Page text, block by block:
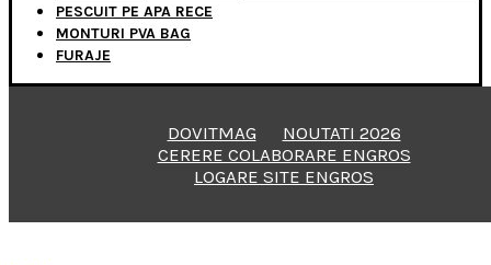
PESCUIT PE APA RECE
MONTURI PVA BAG
FURAJE
DOVITMAG
NOUTATI 2026
CERERE COLABORARE ENGROS
LOGARE SITE ENGROS